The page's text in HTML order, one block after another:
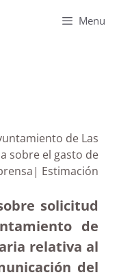
Menu
de Las
sobre el gasto de
Estimación
solicitud
de
relativa al
del